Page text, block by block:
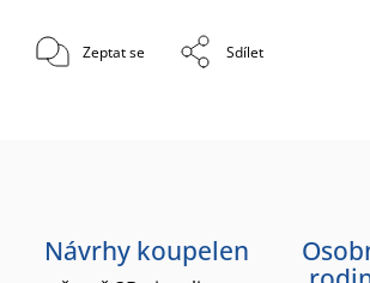
Zeptat se Sdílet
Návrhy koupelen